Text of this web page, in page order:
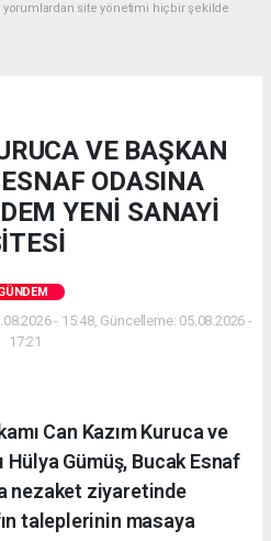
yorumlardan site yönetimi hiçbir şekilde
VE BAŞKAN
ODASINA
YENİ SANAYİ
- 15:48, Güncelleme: 05.08.2026 -
17:21
Can Kazım Kuruca ve
Hülya Gümüş, Bucak Esnaf
nezaket ziyaretinde
taleplerinin masaya